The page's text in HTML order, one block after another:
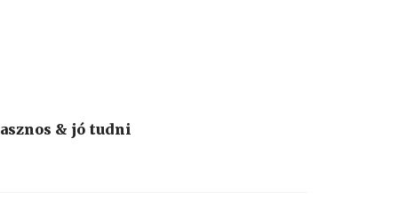
& jó tudni